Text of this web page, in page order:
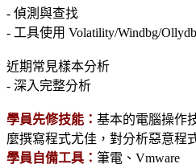
- 偵測與查找
- 工具使用 Volatility/Windbg/
近期常見樣本分析
- 深入完整分析
學員先修技能： 基本的電腦操作
麼撰寫程式尤佳，對分析惡意程
學員自備工具： 筆電、Vmware